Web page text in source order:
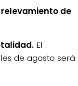
relevamiento de
El
de agosto será